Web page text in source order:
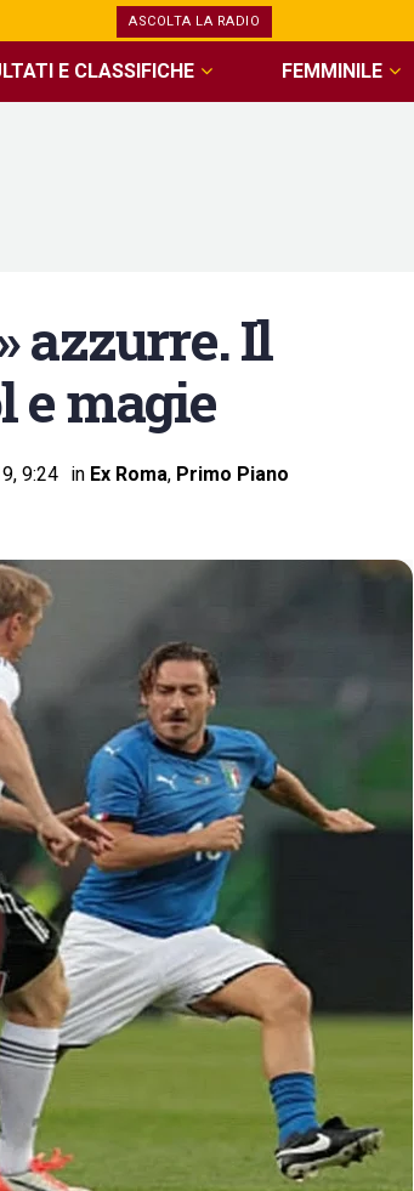
ASCOLTA LA RADIO
E CLASSIFICHE FEMMINILE
azzurre. Il
e magie
9:24 in Ex Roma, Primo Piano